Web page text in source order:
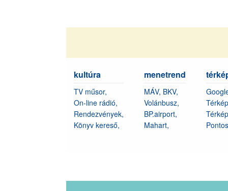
kultúra
TV műsor,
On-line rádió,
Rendezvények,
Könyv kereső,
menetrend
MÁV, BKV,
Volánbusz,
BP.airport,
Mahart,